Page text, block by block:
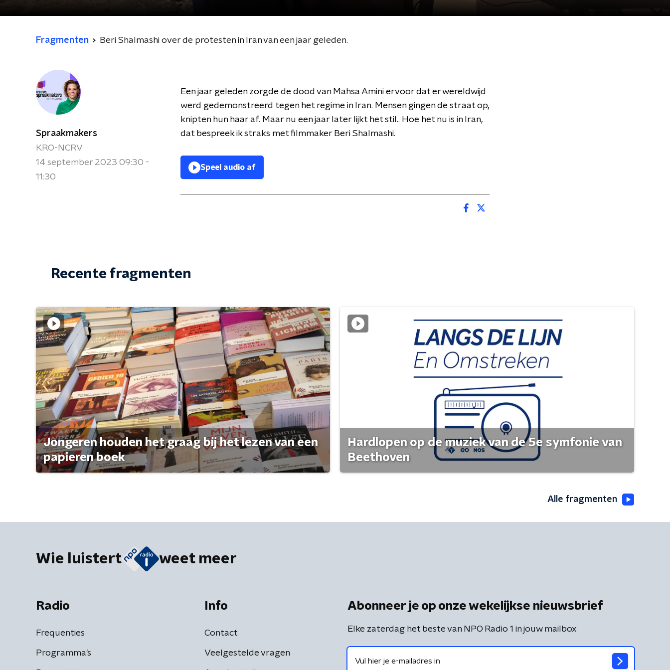
Fragmenten Beri Shalmashi over de protesten in Iran van een jaar geleden.
Spraakmakers
KRO-NCRV
14 september 2023 09:30 -
11:30
Een jaar geleden zorgde de dood van Mahsa Amini ervoor dat er wereldwijd
werd gedemonstreerd tegen het regime in Iran. Mensen gingen de straat op,
knipten hun haar af. Maar nu een jaar later lijkt het stil.. Hoe het nu is in Iran,
dat bespreek ik straks met filmmaker Beri Shalmashi.
Speel audio af
Recente fragmenten
Jongeren houden het graag bij het lezen van een
papieren boek
Hardlopen op de muziek van de 5e symfonie van
Beethoven
Alle fragmenten
Wie luistert weet meer
Radio
Frequenties
Programma's
Info
Contact
Veelgestelde vragen
Abonneer je op onze wekelijkse nieuwsbrief
Elke zaterdag het beste van NPO Radio 1 in jouw mailbox